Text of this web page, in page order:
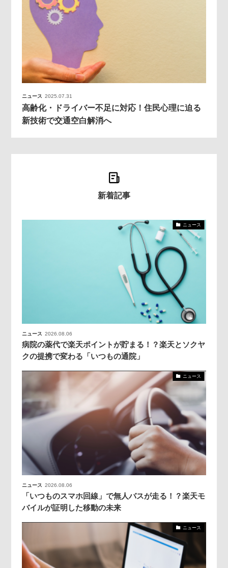
ニュース 2025.07.31
高齢化・ドライバー不足に対応！住民心理に迫る
新技術で交通空白解消へ
新着記事
ニュース
ニュース 2026.08.06
病院の薬代で楽天ポイントが貯まる！？楽天とソクヤ
クの提携で変わる「いつもの通院」
ニュース
ニュース 2026.08.06
「いつものスマホ回線」で無人バスが走る！？楽天モ
バイルが証明した移動の未来
ニュース